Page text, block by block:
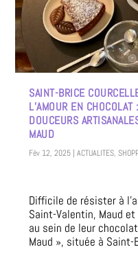
SAINT-BRICE
L’AMOUR EN
DOUCEURS
MAUD
Fév 12, 2025 |ACTUALITES,
Difficile de résister à
Saint-Valentin, Maud
au sein de leur
Maud », située à Saint-